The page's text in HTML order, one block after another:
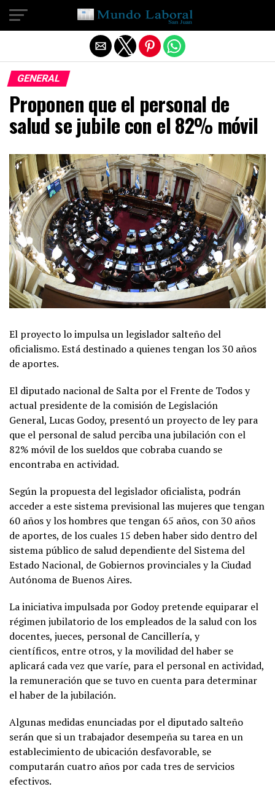
GENERAL
Proponen que el personal de
salud se jubile con el 82% móvil
El proyecto lo impulsa un legislador salteño del
oficialismo. Está destinado a quienes tengan los 30 años
de aportes.
El diputado nacional de Salta por el Frente de Todos y
actual presidente de la comisión de Legislación
General, Lucas Godoy, presentó un proyecto de ley para
que el personal de salud perciba una jubilación con el
82% móvil de los sueldos que cobraba cuando se
encontraba en actividad.
Según la propuesta del legislador oficialista, podrán
acceder a este sistema previsional las mujeres que tengan
60 años y los hombres que tengan 65 años, con 30 años
de aportes, de los cuales 15 deben haber sido dentro del
sistema público de salud dependiente del Sistema del
Estado Nacional, de Gobiernos provinciales y la Ciudad
Autónoma de Buenos Aires.
La iniciativa impulsada por Godoy pretende equiparar el
régimen jubilatorio de los empleados de la salud con los
docentes, jueces, personal de Cancillería, y
científicos, entre otros, y la movilidad del haber se
aplicará cada vez que varíe, para el personal en actividad,
la remuneración que se tuvo en cuenta para determinar
el haber de la jubilación.
Algunas medidas enunciadas por el diputado salteño
serán que si un trabajador desempeña su tarea en un
establecimiento de ubicación desfavorable, se
computarán cuatro años por cada tres de servicios
efectivos.
Salir de la versión móvil